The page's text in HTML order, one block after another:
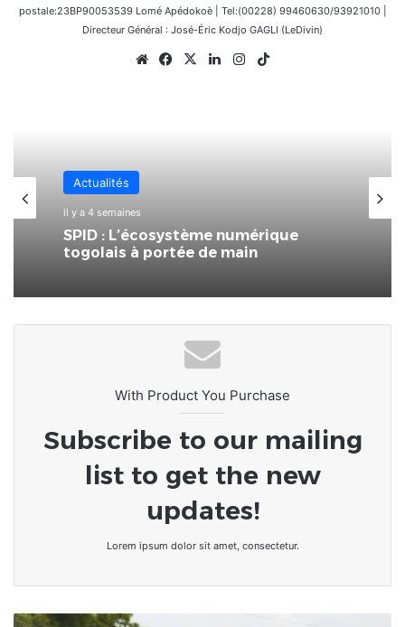
postale:23BP90053539 Lomé Apédokoè | Tel:(00228) 99460630/93921010 |
Directeur Général : José-Éric Kodjo GAGLI (LeDivin)
WebsiteFacebook
X LinkedinInstagram
Actualités
il y a 4 semaines
SPID : L’écosystème numérique
Économie
4 juillet 2026
La 7ème Foire Made in Togo au
CETEF Togo 2000 bat déjà son plein
With Product You Purchase
Subscribe to our mailing
list to get the new
updates!
Lorem ipsum dolor sit amet, consectetur.
Togo-